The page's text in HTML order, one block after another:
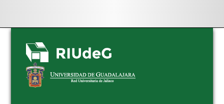
Skip
navigation